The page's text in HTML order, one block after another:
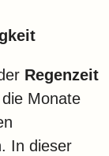
Regenzeit
Monate
In dieser